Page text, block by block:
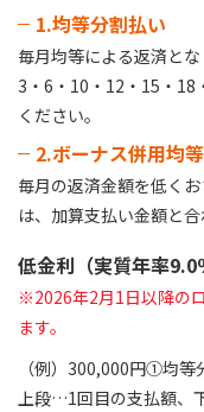
1.均等分割払い
毎月均等による返済とな
3・6・10・12・15・18
ください。
2.ボーナス併用均
毎月の返済金額を低く
は、加算支払い金額と合
低金利（実質年率9.0
※2026年2月1日以降の
ます。
（例）300,000円①均等
上段…1回目の支払額、